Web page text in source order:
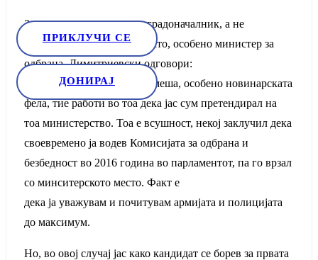
ПРИКЛУЧИ СЕ
ДОНИРАЈ
Запрашан зошто останал градоначалник, а не
прифатил министерско место, особено министер за
одбрана, Димитриевски одговори:
„Мислам дека јавноста ги меша, особено новинарската
фела, тие работи во тоа дека јас сум претендирал на
тоа министерство. Тоа е всушност, некој заклучил дека
своевремено ја водев Комисијата за одбрана и
безбедност во 2016 година во парламентот, па го врзал
со минситерското место. Факт е
дека ја уважувам и почитувам армијата и полицијата
до максимум.
Но, во овој случај јас како кандидат се борев за првата